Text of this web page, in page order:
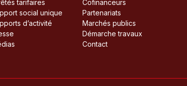
tarifaires
social unique
d’activité
Cofinanceurs
Partenariats
Marchés publics
Démarche travaux
Contact